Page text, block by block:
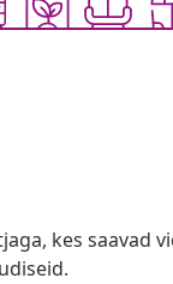
kes saavad